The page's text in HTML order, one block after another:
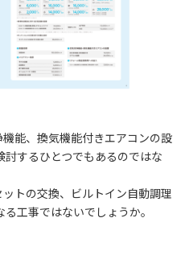
能、換気機能付きエアコンの設
するひとつでもあるのではな
トの交換、ビルトイン自動調理
工事ではないでしょうか。